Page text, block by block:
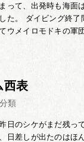
って、出発時も海面
た。 ダイビング終
ウメイロモドキの軍
西表
類
日のシケがまだ残っ
日差しが出たのはほ